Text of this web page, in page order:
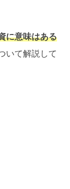
に意味はある
いて解説して